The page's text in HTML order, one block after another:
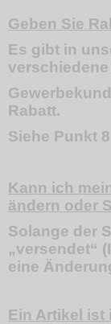
Geben Sie
Es gibt in
verschiedene
Rabatt.
Siehe Punkt 8
Kann ich
ändern oder
Solange der
„versendet“
eine
Ein Artikel ist